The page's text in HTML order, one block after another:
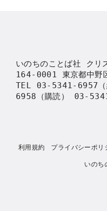
いのちのことば社 クリ
164-0001 東京都中野
TEL 03-5341-6957
6958（購読） 03-
利用規約 プライバシーポリ
いのち